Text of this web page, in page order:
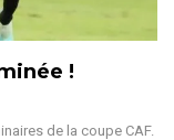
!
de la coupe CAF.